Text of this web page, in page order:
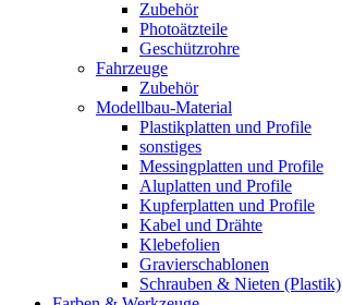
Zubehör
Photoätzteile
Geschützrohre
Fahrzeuge
Zubehör
Modellbau-Material
Plastikplatten und Profile
sonstiges
Messingplatten und Profile
Aluplatten und Profile
Kupferplatten und Profile
Kabel und Drähte
Klebefolien
Gravierschablonen
Schrauben & Nieten (Plastik)